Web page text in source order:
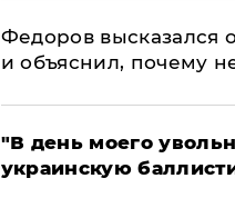
Федоров высказался
и объяснил, почему
​"В день моего
украинскую